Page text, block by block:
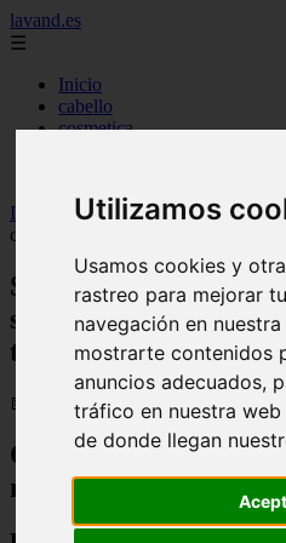
Utilizamos
Usamos cookies y
rastreo para mejorar
navegación en
mostrarte contenidos
anuncios adecuados,
tráfico en nuestra
de donde llegan
lavand.es
☰
Inicio
cabello
cosmetica
Inicio
lavand >Sufro acné como
cosméticos que me ayudan a tratarlo
Sufro acné como
son los cosméticos
tratarlo
📅 19/11/2025
Conseguir una piel
maquillaje